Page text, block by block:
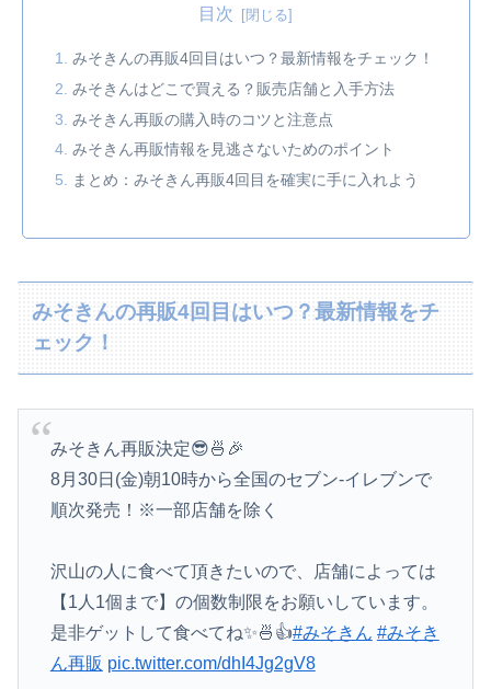
目次
みそきんの再販4回目はいつ？最新情報をチェック！
みそきんはどこで買える？販売店舗と入手方法
みそきん再販の購入時のコツと注意点
みそきん再販情報を見逃さないためのポイント
まとめ：みそきん再販4回目を確実に手に入れよう
みそきんの再販4回目はいつ？最新情報をチ
ェック！
みそきん再販決定😎🍜🎉
8月30日(金)朝10時から全国のセブン-イレブンで
順次発売！※一部店舗を除く
沢山の人に食べて頂きたいので、店舗によっては
【1人1個まで】の個数制限をお願いしています。
是非ゲットして食べてね✨🍜👍#みそきん #みそき
ん再販 pic.twitter.com/dhI4Jg2gV8